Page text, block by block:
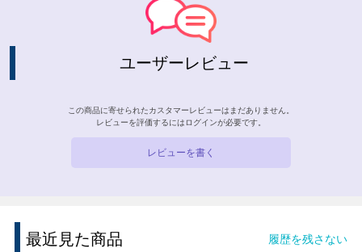
ユーザーレビュー
この商品に寄せられたカスタマーレビューはまだありません。
レビューを評価するには ログインが必要です。
レビューを書く
最近見た商品 履歴を残さない